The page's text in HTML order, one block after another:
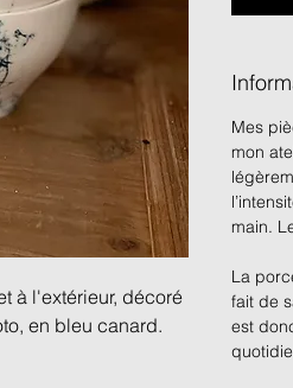
à l'extérieur, décoré
en bleu canard.
Mes
mon
main.
La
fait de
est